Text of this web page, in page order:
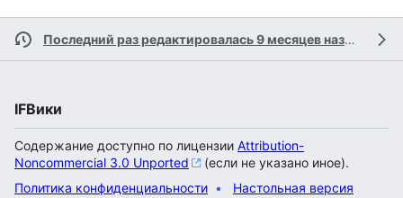
Последний раз редактировалась 9 месяцев назад
IFВики
Содержание доступно по лицензии Attribution-
Noncommercial 3.0 Unported
(если не указано иное).
Политика конфиденциальности
Настольная версия